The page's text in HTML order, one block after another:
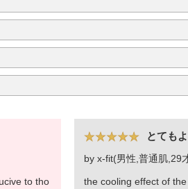
to tho
とても
by x-fit(男性,普通肌,29
the cooling effect of